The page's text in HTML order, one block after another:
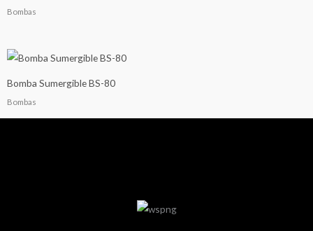
Bombas
Bomba Sumergible BS-80
Bombas